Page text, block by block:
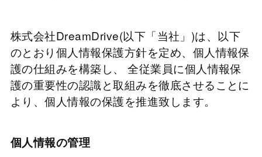
株式会社DreamDrive(以下「当社」)は、以下
のとおり個人情報保護方針を定め、個人情報保
護の仕組みを構築し、 全従業員に個人情報保
護の重要性の認識と取組みを徹底させることに
より、個人情報の保護を推進致します。
個人情報の管理